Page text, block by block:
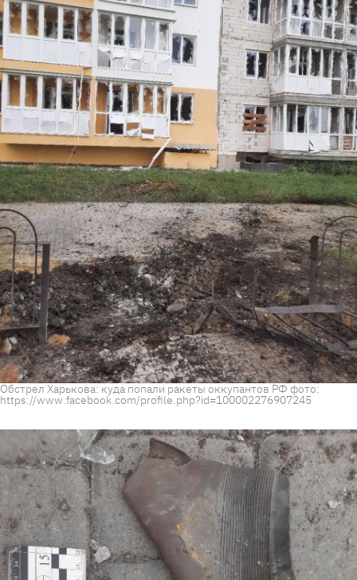
Обстрел Харькова: куда попали ракеты оккупантов РФ фото:
https://www.facebook.com/profile.php?id=100002276907245